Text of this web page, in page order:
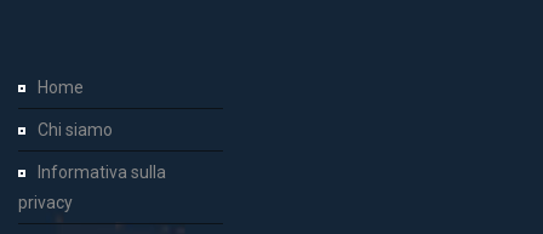
Home
Chi siamo
Informativa sulla
privacy